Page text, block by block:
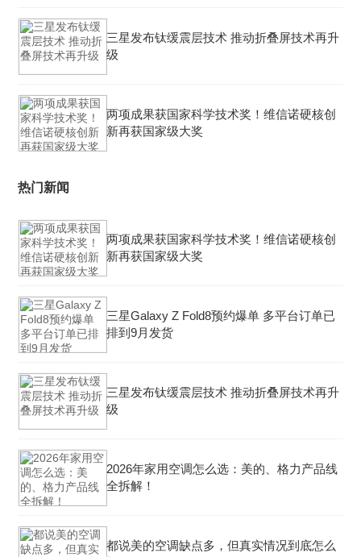
三星发布钛缓震层技术 推动折叠屏技术再升
级
两项成果获国家科学技术奖！维信诺硬核创
新再获国家级大奖
热门新闻
两项成果获国家科学技术奖！维信诺硬核创
新再获国家级大奖
三星Galaxy Z Fold8预约爆单 多平台订单已
排到9月发货
三星发布钛缓震层技术 推动折叠屏技术再升
级
2026年家用空调怎么选：美的、格力产品线
全拆解！
都说美的空调缺点多，但真实情况到底怎么